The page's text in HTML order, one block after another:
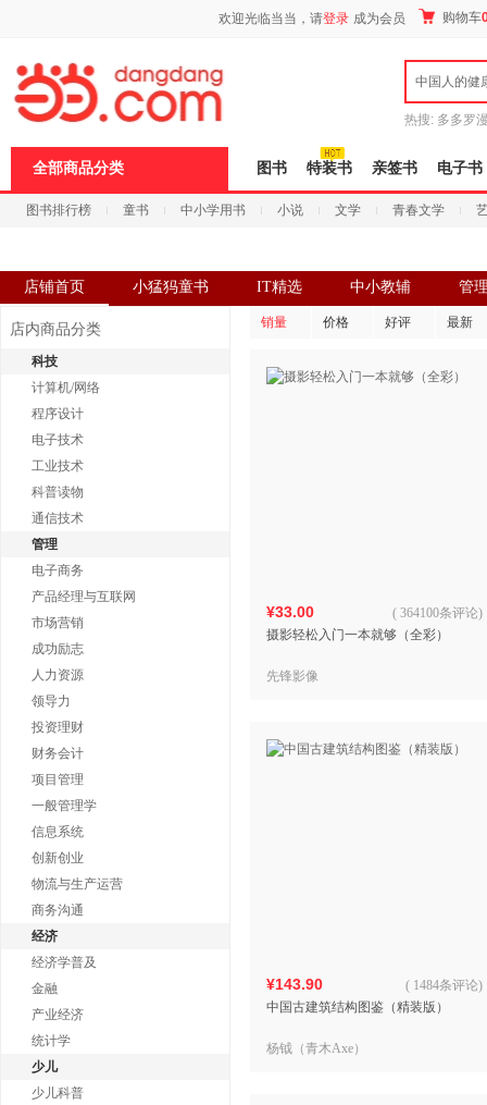
欢迎光临当当，请登录 成为会员 购物车
中国人的健
热搜: 多多罗
全部商品分类 图书 特装书 亲签书 电子书
图书排行榜 童书 中小学用书 小说 文学 青春文学
店铺首页 小猛犸童书 IT精选 中小教辅 管
店内商品分类
科技
计算机/网络
程序设计
电子技术
工业技术
科普读物
通信技术
管理
电子商务
产品经理与互联网
市场营销
成功励志
人力资源
领导力
投资理财
财务会计
项目管理
一般管理学
信息系统
创新创业
物流与生产运营
商务沟通
经济
经济学普及
金融
产业经济
统计学
少儿
少儿科普
销量 价格 好评 最新
¥33.00
摄影轻松入门一本就够（全彩）
( 364100条评论)
先锋影像
¥143.90
中国古建筑结构图鉴（精装版）
( 1484条评论)
杨钺（青木Axe）
页
浪
键
打